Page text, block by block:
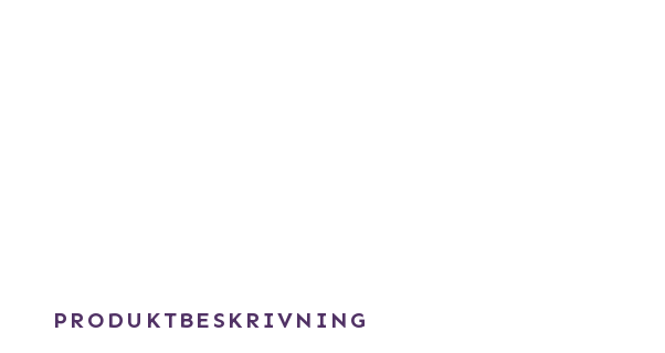
PRODUKTBESKRIVNING